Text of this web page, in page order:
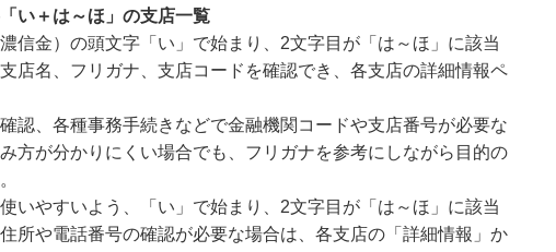
い＋は～ほ」の支店一覧
信金）の頭文字「い」で始まり、2文字目が「は～ほ」に該当
店名、フリガナ、支店コードを確認でき、各支店の詳細情報ペ
認、各種事務手続きなどで金融機関コードや支店番号が必要な
方が分かりにくい場合でも、フリガナを参考にしながら目的の
いやすいよう、「い」で始まり、2文字目が「は～ほ」に該当
所や電話番号の確認が必要な場合は、各支店の「詳細情報」か